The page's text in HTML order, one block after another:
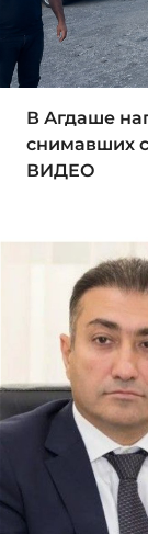
В Агдаше
снимавших
ВИДЕО